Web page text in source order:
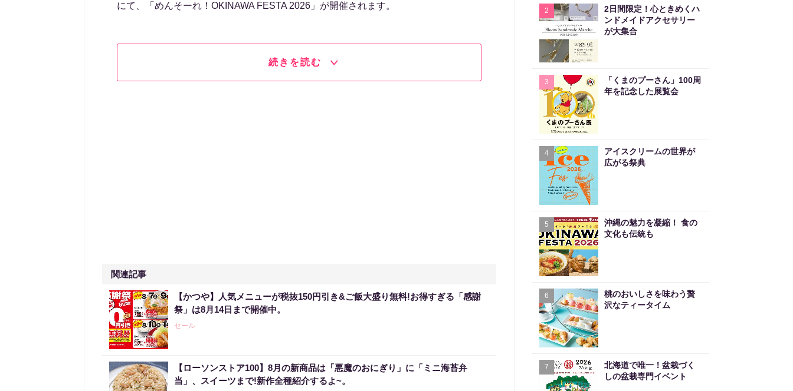
にて、「めんそーれ！OKINAWA FESTA 2026」が開催されます。
続きを読む
関連記事
【かつや】人気メニューが税抜150円引き&ご飯大盛り無料!お得すぎる「感謝
祭」は8月14日まで開催中。
セール
【ローソンストア100】8月の新商品は「悪魔のおにぎり」に「ミニ海苔弁
当」、スイーツまで!新作全種紹介するよ~。
2
2日間限定！心ときめくハ
ンドメイドアクセサリー
が大集合
3
「くまのプーさん」100周
年を記念した展覧会
4
アイスクリームの世界が
広がる祭典
5
沖縄の魅力を凝縮！ 食の
文化も伝統も
6
桃のおいしさを味わう贅
沢なティータイム
7
北海道で唯一！盆栽づく
しの盆栽専門イベント